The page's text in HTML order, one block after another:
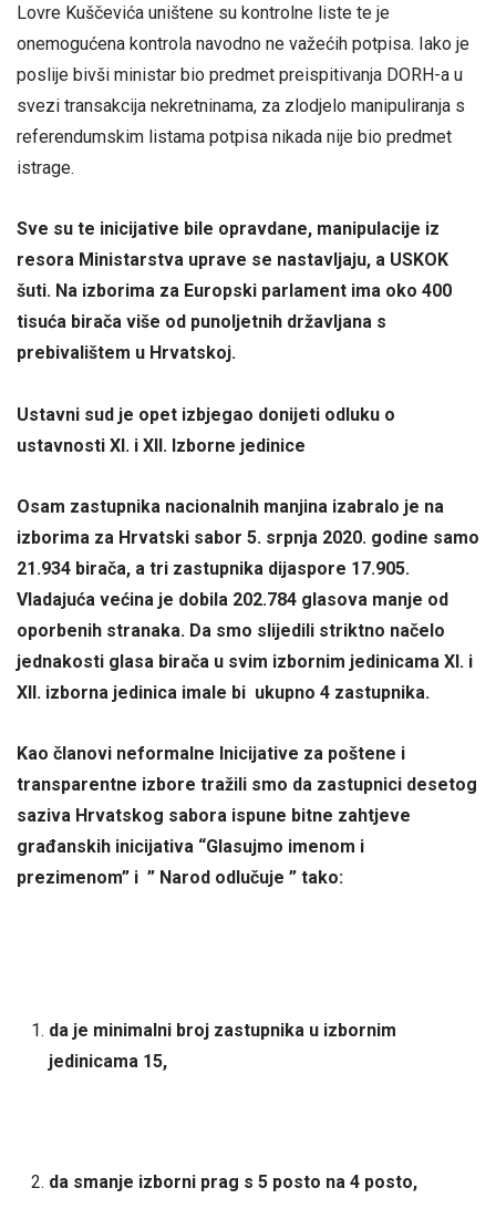
Lovre Kuščevića uništene su kontrolne liste te je
onemogućena kontrola navodno ne važećih potpisa. Iako je
poslije bivši ministar bio predmet preispitivanja DORH-a u
svezi transakcija nekretninama, za zlodjelo manipuliranja s
referendumskim listama potpisa nikada nije bio predmet
istrage.
Sve su te inicijative bile opravdane, manipulacije iz
resora Ministarstva uprave se nastavljaju, a USKOK
šuti. Na izborima za Europski parlament ima oko 400
tisuća birača više od punoljetnih državljana s
prebivalištem u Hrvatskoj.
Ustavni sud je opet izbjegao donijeti odluku o
ustavnosti XI. i XII. Izborne jedinice
Osam zastupnika nacionalnih manjina izabralo je na
izborima za Hrvatski sabor 5. srpnja 2020. godine samo
21.934 birača, a tri zastupnika dijaspore 17.905.
Vladajuća većina je dobila 202.784 glasova manje od
oporbenih stranaka. Da smo slijedili striktno načelo
jednakosti glasa birača u svim izbornim jedinicama XI. i
XII. izborna jedinica imale bi ukupno 4 zastupnika.
Kao članovi neformalne Inicijative za poštene i
transparentne izbore tražili smo da zastupnici desetog
saziva Hrvatskog sabora ispune bitne zahtjeve
građanskih inicijativa “Glasujmo imenom i
prezimenom” i ” Narod odlučuje ” tako:
da je minimalni broj zastupnika u izbornim
jedinicama 15,
da smanje izborni prag s 5 posto na 4 posto,